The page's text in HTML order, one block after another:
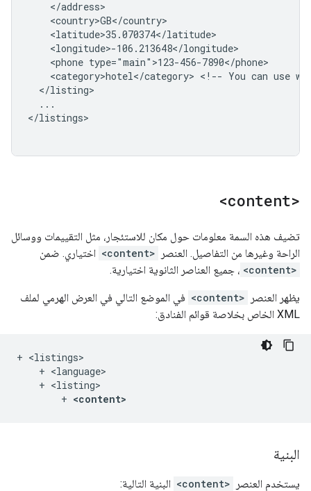
<phone
<category>hotel</category> <!-- You can use
...
</listings>
<content>
تضيف هذه السمة معلومات حول مكان للاستئجار، مثل التقييمات ووسائل
الراحة وغيرها من التفاصيل. العنصر
<content> اختياري. ضمن
<content> ، جميع العناصر الثانوية اختيارية.
يظهر العنصر <content> في الموضع التالي في العرض الهرمي لملف
XML الخاص بخلاصة قوائم الفنادق:
+ <listings>
    + <language>
    + <listing>
        +
<content>
البنية
يستخدم العنصر <content> البنية التالية: